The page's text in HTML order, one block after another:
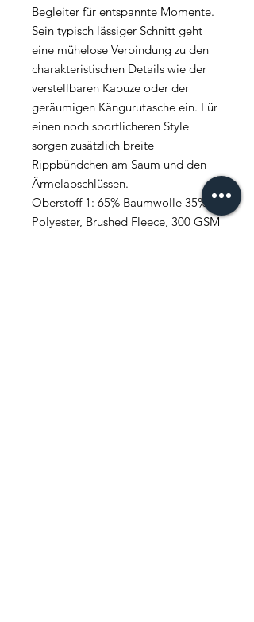
Begleiter für entspannte Momente.
Sein typisch lässiger Schnitt geht
eine mühelose Verbindung zu den
charakteristischen Details wie der
verstellbaren Kapuze oder der
geräumigen Kängurutasche ein. Für
einen noch sportlicheren Style
sorgen zusätzlich breite
Rippbündchen am Saum und den
Ärmelabschlüssen.
Oberstoff 1: 65% Baumwolle 35%
Polyester, Brushed Fleece, 300 GSM